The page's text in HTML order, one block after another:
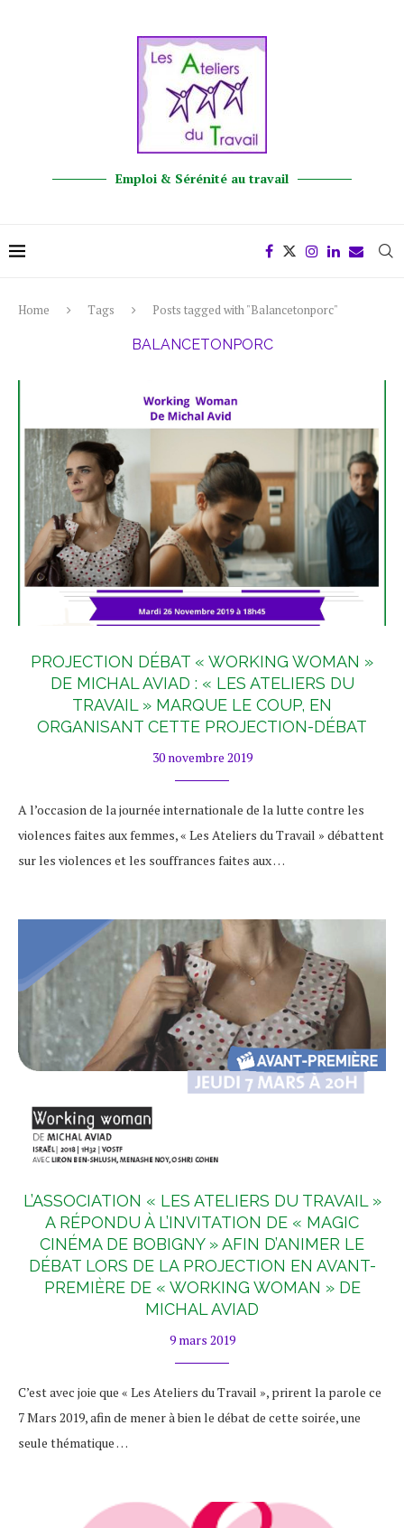
Emploi & Sérénité au travail
Home Tags Posts tagged with "Balancetonporc"
BALANCETONPORC
PROJECTION DÉBAT « WORKING WOMAN »
DE MICHAL AVIAD : « LES ATELIERS DU
TRAVAIL » MARQUE LE COUP, EN
ORGANISANT CETTE PROJECTION-DÉBAT
30 novembre 2019
A l’occasion de la journée internationale de la lutte contre les
violences faites aux femmes, « Les Ateliers du Travail » débattent
sur les violences et les souffrances faites aux …
L’ASSOCIATION « LES ATELIERS DU TRAVAIL »
A RÉPONDU À L’INVITATION DE « MAGIC
CINÉMA DE BOBIGNY » AFIN D’ANIMER LE
DÉBAT LORS DE LA PROJECTION EN AVANT-
PREMIÈRE DE « WORKING WOMAN » DE
MICHAL AVIAD
9 mars 2019
C’est avec joie que « Les Ateliers du Travail », prirent la parole ce
7 Mars 2019, afin de mener à bien le débat de cette soirée, une
seule thématique …